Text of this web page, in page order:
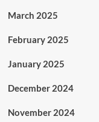
March 2025
February 2025
January 2025
December 2024
November 2024